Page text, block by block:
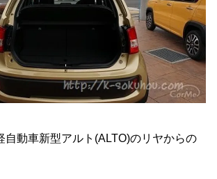
自動車新型アルト(ALTO)のリヤからの